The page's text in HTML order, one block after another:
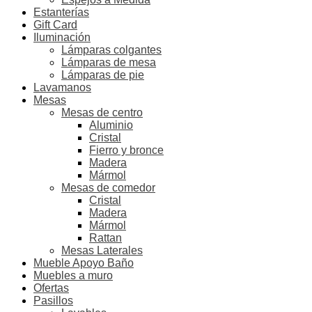
Estanterías
Gift Card
Iluminación
Lámparas colgantes
Lámparas de mesa
Lámparas de pie
Lavamanos
Mesas
Mesas de centro
Aluminio
Cristal
Fierro y bronce
Madera
Mármol
Mesas de comedor
Cristal
Madera
Mármol
Rattan
Mesas Laterales
Mueble Apoyo Baño
Muebles a muro
Ofertas
Pasillos